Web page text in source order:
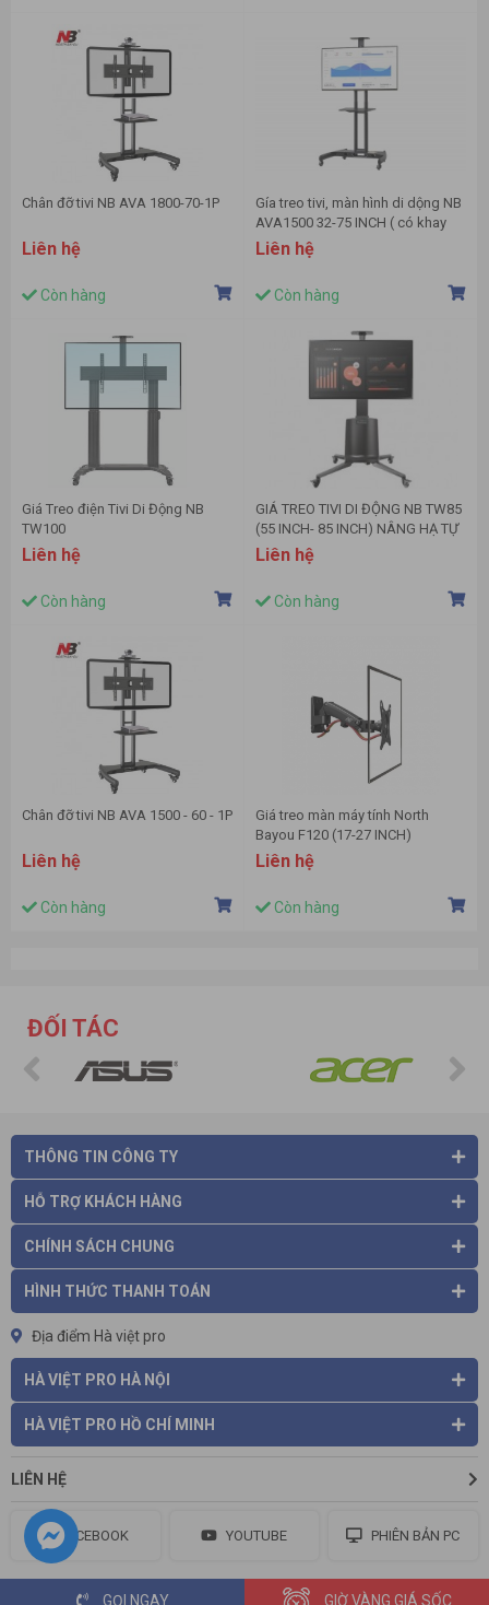
Chân đỡ tivi NB AVA 1800-70-1P
Liên hệ
Còn hàng
Gía treo tivi, màn hình di dộng NB
AVA1500 32-75 INCH ( có khay
camera )
Liên hệ
Còn hàng
Giá Treo điện Tivi Di Động NB
TW100
Liên hệ
Còn hàng
GIÁ TREO TIVI DI ĐỘNG NB TW85
(55 INCH- 85 INCH) NÂNG HẠ TỰ
ĐỘNG
Liên hệ
Còn hàng
Chân đỡ tivi NB AVA 1500 - 60 - 1P
Liên hệ
Còn hàng
Giá treo màn máy tính North
Bayou F120 (17-27 INCH)
Liên hệ
Còn hàng
ĐỐI TÁC
THÔNG TIN CÔNG TY
HỖ TRỢ KHÁCH HÀNG
CHÍNH SÁCH CHUNG
HÌNH THỨC THANH TOÁN
Địa điểm Hà việt pro
HÀ VIỆT PRO HÀ NỘI
HÀ VIỆT PRO HỒ CHÍ MINH
LIÊN HỆ
FACEBOOK YOUTUBE PHIÊN BẢN PC
GỌI NGAY GIỜ VÀNG GIÁ SỐC